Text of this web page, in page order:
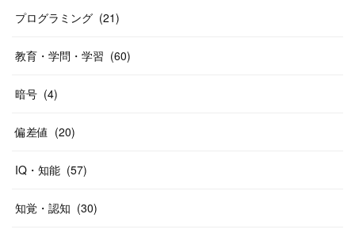
プログラミング (21)
教育・学問・学習 (60)
暗号 (4)
偏差値 (20)
IQ・知能 (57)
知覚・認知 (30)